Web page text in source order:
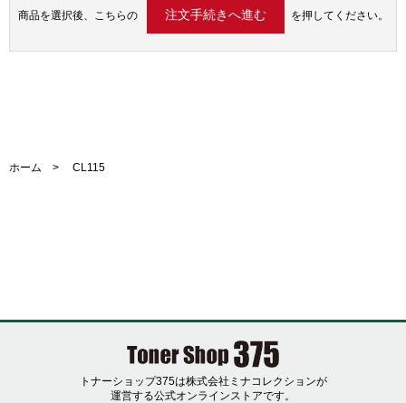
商品を選択後、こちらの を押してください。
ホーム > CL115
トナーショップ375は株式会社ミナコレクションが
運営する公式オンラインストアです。